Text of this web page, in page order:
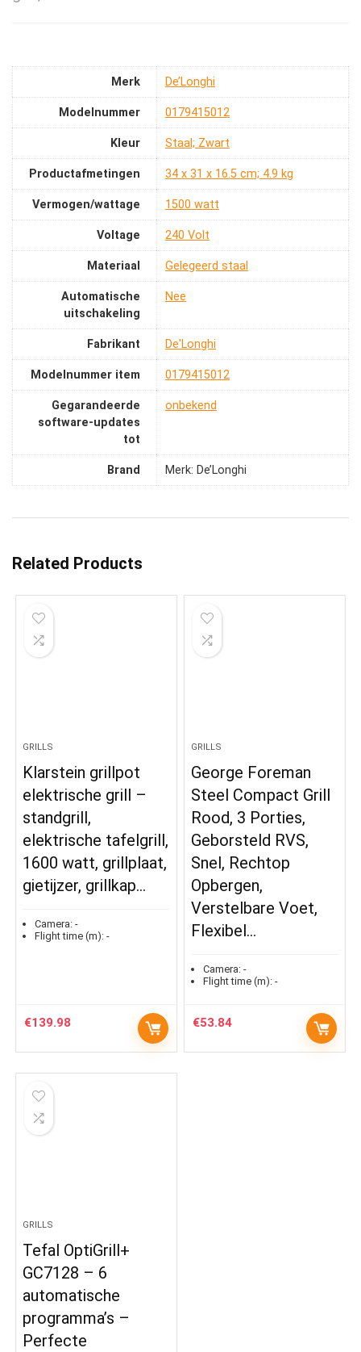
Merk ‎De’Longhi
Modelnummer ‎0179415012
Kleur ‎Staal; Zwart
Productafmetingen ‎34 x 31 x 16.5 cm; 4.9 kg
Vermogen/wattage ‎1500 watt
Voltage ‎240 Volt
Materiaal ‎Gelegeerd staal
Automatische
uitschakeling
‎Nee
Fabrikant ‎De'Longhi
Modelnummer item ‎0179415012
Gegarandeerde
software-updates
tot
‎onbekend
Brand Merk: De’Longhi
Related Products
GRILLS
Klarstein grillpot
elektrische grill –
standgrill,
elektrische tafelgrill,
1600 watt, grillplaat,
gietijzer, grillkap…
Camera: -
Flight time (m): -
€139.98
GRILLS
George Foreman
Steel Compact Grill
Rood, 3 Porties,
Geborsteld RVS,
Snel, Rechtop
Opbergen,
Verstelbare Voet,
Flexibel…
Camera: -
Flight time (m): -
€53.84
GRILLS
Tefal OptiGrill+
GC7128 – 6
automatische
programma’s –
Perfecte